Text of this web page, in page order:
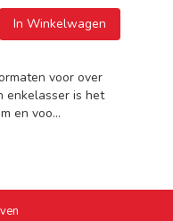
In Winkelwagen
voor over
enkelasser is het
en voo...